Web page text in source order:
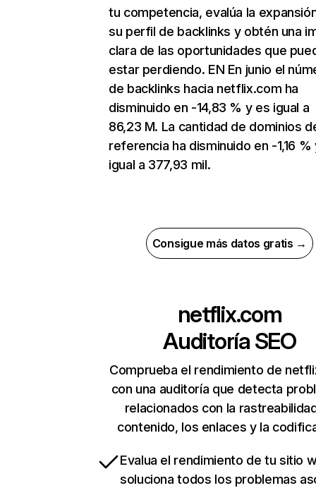
tu competencia, evalúa la
su perfil de backlinks y obtén una
clara de las oportunidades que
estar perdiendo. EN En junio el
de backlinks hacia netflix.com ha
disminuido en -14,83 % y es igual a
86,23 M. La cantidad de dominios
referencia ha disminuido en -1,16 %
igual a 377,93 mil.
Consigue más datos gratis →
netflix.com
Auditoría SEO
Comprueba el rendimiento de
con una auditoría que detecta
relacionados con la
contenido, los enlaces y la
Evalua el rendimiento de tu sitio
soluciona todos los problemas